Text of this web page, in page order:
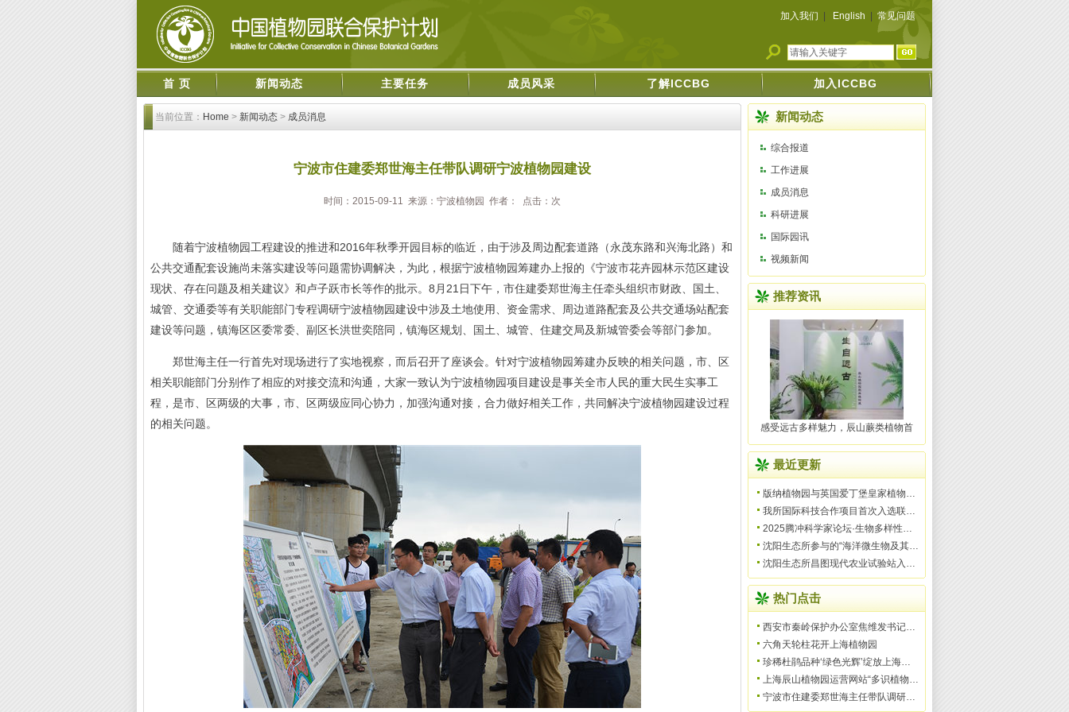
加入我们 English 常见问题
首 页 新闻动态 主要任务 成员风采 了解ICCBG 加入ICCBG
当前位置： Home > 新闻动态 > 成员消息
宁波市住建委郑世海主任带队调研宁波植物园建设
时间：2015-09-11 来源：宁波植物园 作者： 点击： 次
随着宁波植物园工程建设的推进和2016年秋季开园目标的临近，由于涉及周边配套道路（永茂东路和兴海北路）和
公共交通配套设施尚未落实建设等问题需协调解决，为此，根据宁波植物园筹建办上报的《宁波市花卉园林示范区建设
现状、存在问题及相关建议》和卢子跃市长等作的批示。8月21日下午，市住建委郑世海主任牵头组织市财政、国土、
城管、交通委等有关职能部门专程调研宁波植物园建设中涉及土地使用、资金需求、周边道路配套及公共交通场站配套
建设等问题，镇海区区委常委、副区长洪世奕陪同，镇海区规划、国土、城管、住建交局及新城管委会等部门参加。
郑世海主任一行首先对现场进行了实地视察，而后召开了座谈会。针对宁波植物园筹建办反映的相关问题，市、区
相关职能部门分别作了相应的对接交流和沟通，大家一致认为宁波植物园项目建设是事关全市人民的重大民生实事工
程，是市、区两级的大事，市、区两级应同心协力，加强沟通对接，合力做好相关工作，共同解决宁波植物园建设过程
的相关问题。
新闻动态
综合报道
工作进展
成员消息
科研进展
国际园讯
视频新闻
推荐资讯
感受远古多样魅力，辰山蕨类植物首
最近更新
版纳植物园与英国爱丁堡皇家植物园续签合作备忘录
我所国际科技合作项目首次入选联合国优秀实践案例
2025腾冲科学家论坛·生物多样性与现代农业论坛在腾冲举
沈阳生态所参与的“海洋微生物及其活性物质在创新药物和
沈阳生态所昌图现代农业试验站入选2025年农业农村部现代
热门点击
西安市秦岭保护办公室焦维发书记调研秦岭国家植物园
六角天轮柱花开上海植物园
珍稀杜鹃品种‘绿色光辉’绽放上海植物园
上海辰山植物园运营网站“多识植物百科”迎来试运营一周
宁波市住建委郑世海主任带队调研宁波植物园建设